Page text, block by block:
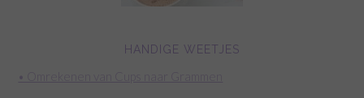
HANDIGE WEETJES
• Omrekenen van Cups naar Grammen